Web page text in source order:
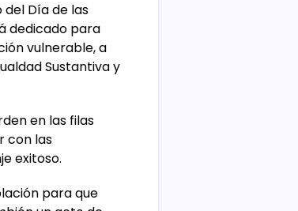
Día de las
dedicado para
vulnerable, a
Sustantiva y
en las filas
con las
exitoso.
para que